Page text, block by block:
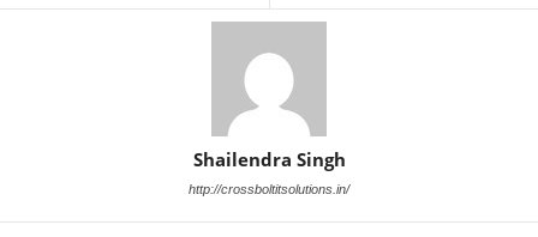
Shailendra Singh
http://crossboltitsolutions.in/